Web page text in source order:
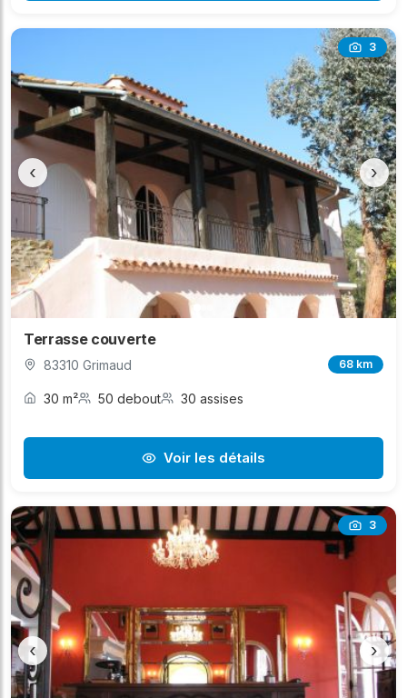
3
‹ ›
Terrasse couverte
83310 Grimaud 68 km
30 m² 50 debout 30 assises
Voir les détails
3
‹ ›